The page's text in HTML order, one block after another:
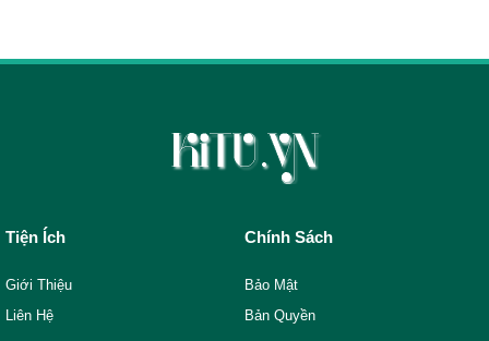
Tiện Ích
Giới Thiệu
Liên Hệ
Chính Sách
Bảo Mật
Bản Quyền